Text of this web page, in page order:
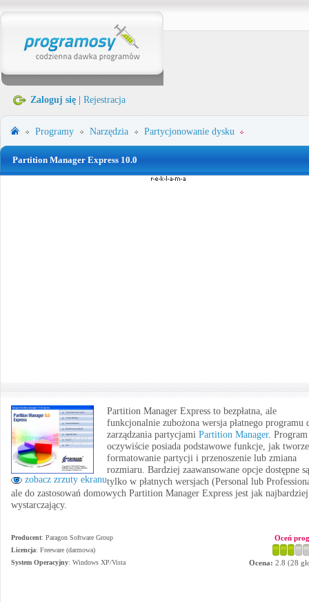
Zaloguj się Rejestracja
Programy Narzędzia Partycjonowanie dysku
Partition Manager Express 10.0
zobacz zrzuty ekranu
Partition Manager Express to bezpłatna, ale
funkcjonalnie zubożona wersja płatnego programu
zarządzania partycjami Partition Manager. Program
oczywiście posiada podstawowe funkcje, jak
formatowanie partycji i przenoszenie lub zmiana
rozmiaru. Bardziej zaawansowane opcje dostępne
tylko w płatnych wersjach (Personal lub
ale do zastosowań domowych Partition Manager Express jest jak najbardziej
wystarczający.
Producent: Paragon Software Group
Licencja: Freeware (darmowa)
System Operacyjny: Windows XP/Vista
Oceń
Ocena: 2.8 (28